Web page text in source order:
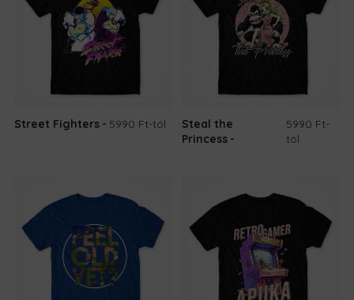
Street Fighters 5990 Ft-tól
Steal the
Princess
5990 Ft-
tól